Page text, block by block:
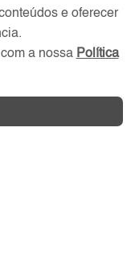
e oferecer
a nossa Política